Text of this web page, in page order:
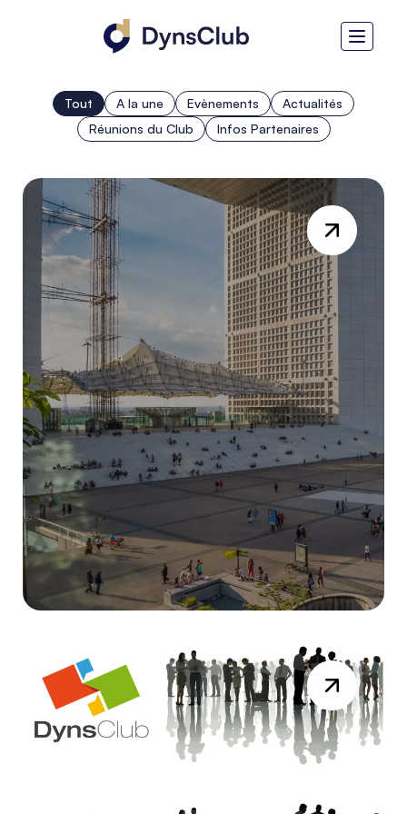
Tout A la une Evènements
Actualités
Réunions du Club
Infos Partenaires
DYNAMICS DAYS
Résumé Vidéo de la session du 19 mai
2026Lire la suite